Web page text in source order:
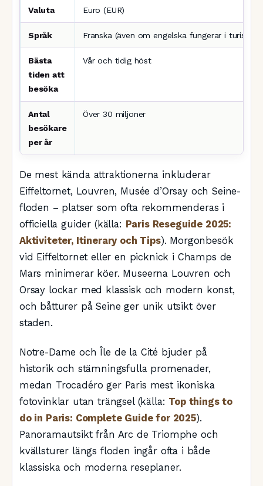
Valuta Euro (EUR)
Språk Franska (även om engelska fungerar i
Bästa
tiden att
besöka
Vår och tidig höst
Antal
besökare
per år
Över 30 miljoner
De mest kända attraktionerna inkluderar
Eiffeltornet, Louvren, Musée d’Orsay och Seine-
floden – platser som ofta rekommenderas i
officiella guider (källa: Paris Reseguide 2025:
Aktiviteter, Itinerary och Tips). Morgonbesök
vid Eiffeltornet eller en picknick i Champs de
Mars minimerar köer. Museerna Louvren och
Orsay lockar med klassisk och modern konst,
och båtturer på Seine ger unik utsikt över
staden.
Notre-Dame och Île de la Cité bjuder på
historik och stämningsfulla promenader,
medan Trocadéro ger Paris mest ikoniska
fotovinklar utan trängsel (källa: Top things to
do in Paris: Complete Guide for 2025).
Panoramautsikt från Arc de Triomphe och
kvällsturer längs floden ingår ofta i både
klassiska och moderna reseplaner.